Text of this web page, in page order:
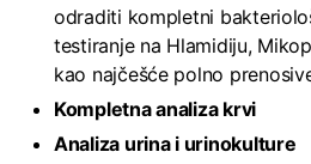
odraditi kompletni
testiranje na Hlamidiju,
kao najčešće polno
Kompletna analiza krvi
Analiza urina i urinokulture